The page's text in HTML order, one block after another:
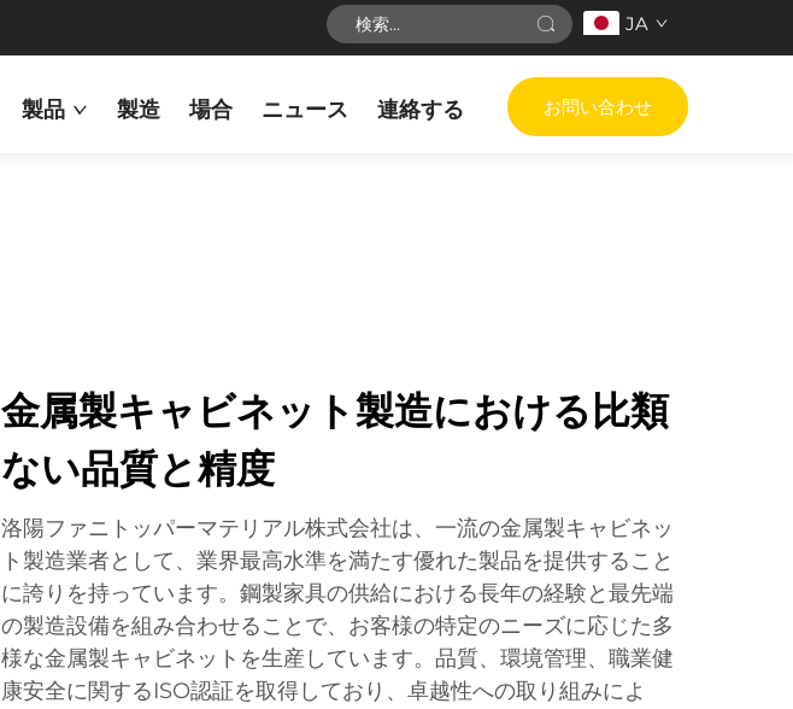
JA
製品 製造 場合 ニュース 連絡する お問い合わせ
金属製キャビネット製造における比類
ない品質と精度
洛陽ファニトッパーマテリアル株式会社は、一流の金属製キャビネッ
ト製造業者として、業界最高水準を満たす優れた製品を提供すること
に誇りを持っています。鋼製家具の供給における長年の経験と最先端
の製造設備を組み合わせることで、お客様の特定のニーズに応じた多
様な金属製キャビネットを生産しています。品質、環境管理、職業健
康安全に関するISO認証を取得しており、卓越性への取り組みによ